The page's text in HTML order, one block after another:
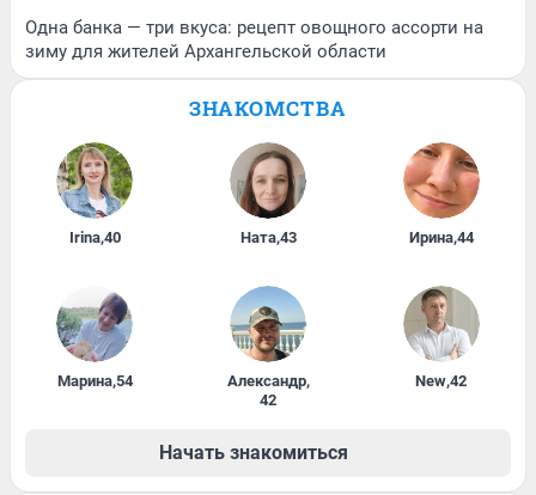
Одна банка — три вкуса: рецепт овощного ассорти на
зиму для жителей Архангельской области
ЗНАКОМСТВА
Irina,40 Ната,43 Ирина,44
Марина,54 Александр,
42
New,42
Начать знакомиться